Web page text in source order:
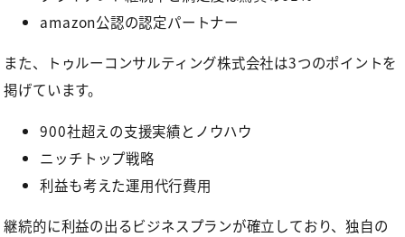
amazon公認の認定パートナー
また、トゥルーコンサルティング株式会社は3つのポイントを
掲げています。
900社超えの支援実績とノウハウ
ニッチトップ戦略
利益も考えた運用代行費用
継続的に利益の出るビジネスプランが確立しており、独自の